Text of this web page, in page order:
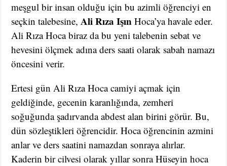
meşgul bir insan olduğu için bu azimli öğrenciyi en
seçkin talebesine,Ali Rıza IşınHoca’ya havale eder.
Ali Rıza Hoca biraz da bu yeni talebenin sebat ve
hevesini ölçmek adına ders saati olarak sabah namazı
öncesini verir.
Ertesi gün Ali Rıza Hoca camiyi açmak için
geldiğinde, gecenin karanlığında, zemheri
soğuğunda şadırvanda abdest alan birini görür. Bu,
dün sözleştikleri öğrencidir. Hoca öğrencinin azmini
anlar ve ders saatini namazdan sonraya alırlar.
Kaderin bir cilvesi olarak yıllar sonra Hüseyin hoca